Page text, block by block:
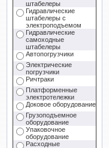
штабелеры
Гидравлические
штабелеры с
электроподъемом
Гидравлические
самоходные
штабелеры
Автопогрузчики
Электрические
погрузчики
Ричтраки
Платформенные
электротележки
Доковое оборудование
Грузоподъемное
оборудование
Упаковочное
оборудование
Расходные